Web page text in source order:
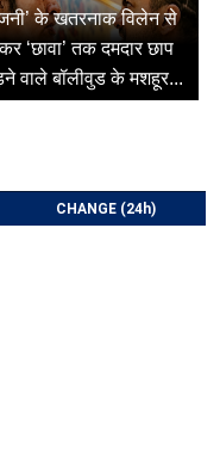
के खतरनाक विलेन से
‘छावा’ तक दमदार छाप
वाले बॉलीवुड के मशहूर...